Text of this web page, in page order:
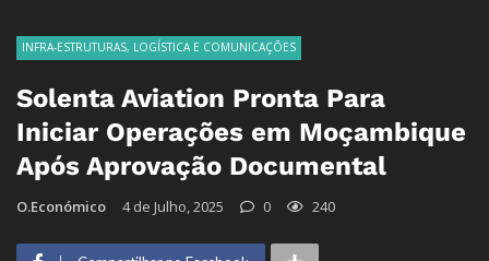
INFRA-ESTRUTURAS, LOGÍSTICA E COMUNICAÇÕES
Solenta Aviation Pronta Para
Iniciar Operações em Moçambique
Após Aprovação Documental
O.Económico 4 de Julho, 2025 0 240